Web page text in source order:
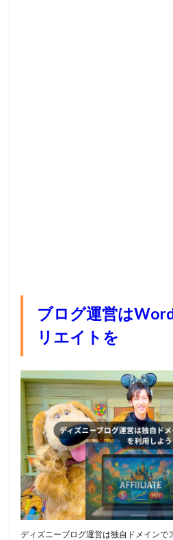
ブログ運営は
リエイトを
ディズニーブログ運営は独自ドメインで